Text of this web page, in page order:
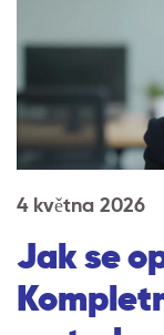
4 května 2026
Jak se